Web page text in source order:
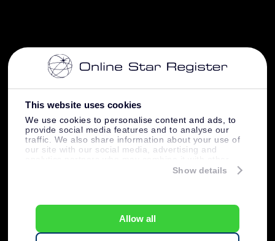
This website uses cookies
We use cookies to personalise content and ads, to
provide social media features and to analyse our
traffic. We also share information about your use of
our site with our social media, advertising and
information that you’ve provided to them or that
Show details
Allow all